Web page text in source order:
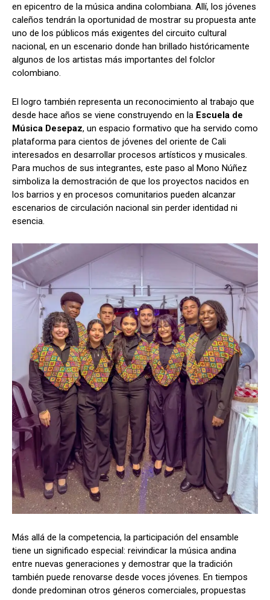
en epicentro de la música andina colombiana. Allí, los jóvenes
caleños tendrán la oportunidad de mostrar su propuesta ante
uno de los públicos más exigentes del circuito cultural
nacional, en un escenario donde han brillado históricamente
algunos de los artistas más importantes del folclor
colombiano.
El logro también representa un reconocimiento al trabajo que
desde hace años se viene construyendo en la Escuela de
Música Desepaz, un espacio formativo que ha servido como
plataforma para cientos de jóvenes del oriente de Cali
interesados en desarrollar procesos artísticos y musicales.
Para muchos de sus integrantes, este paso al Mono Núñez
simboliza la demostración de que los proyectos nacidos en
los barrios y en procesos comunitarios pueden alcanzar
escenarios de circulación nacional sin perder identidad ni
esencia.
Más allá de la competencia, la participación del ensamble
tiene un significado especial: reivindicar la música andina
entre nuevas generaciones y demostrar que la tradición
también puede renovarse desde voces jóvenes. En tiempos
donde predominan otros géneros comerciales, propuestas